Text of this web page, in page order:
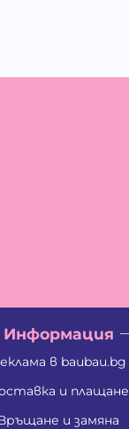
Информация
в baubau.bg
и плащане
и замяна